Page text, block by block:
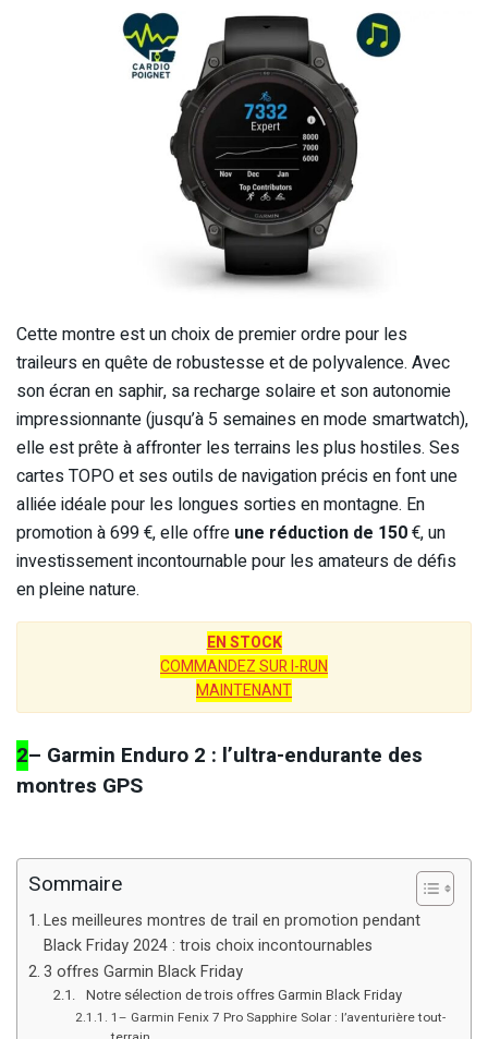
Cette montre est un choix de premier ordre pour les
traileurs en quête de robustesse et de polyvalence. Avec
son écran en saphir, sa recharge solaire et son autonomie
impressionnante (jusqu’à 5 semaines en mode smartwatch),
elle est prête à affronter les terrains les plus hostiles. Ses
cartes TOPO et ses outils de navigation précis en font une
alliée idéale pour les longues sorties en montagne. En
promotion à 699 €, elle offre une réduction de 150€, un
investissement incontournable pour les amateurs de défis
en pleine nature.
EN STOCK
COMMANDEZ SUR I-RUN
MAINTENANT
2– Garmin Enduro 2 : l’ultra-endurante des
montres GPS
Sommaire
Les meilleures montres de trail en promotion pendant
Black Friday 2024 : trois choix incontournables
3 offres Garmin Black Friday
Notre sélection de trois offres Garmin Black Friday
1– Garmin Fenix 7 Pro Sapphire Solar : l’aventurière tout-